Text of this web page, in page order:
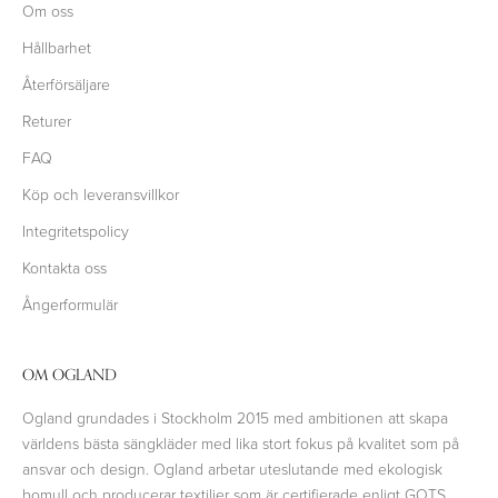
Om oss
Hållbarhet
Återförsäljare
Returer
FAQ
Köp och leveransvillkor
Integritetspolicy
Kontakta oss
Ångerformulär
OM OGLAND
Ogland grundades i Stockholm 2015 med ambitionen att skapa
världens bästa sängkläder med lika stort fokus på kvalitet som på
ansvar och design. Ogland arbetar uteslutande med ekologisk